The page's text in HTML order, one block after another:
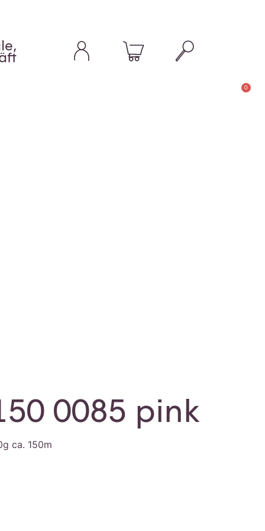
0
0085 pink
ca. 150m